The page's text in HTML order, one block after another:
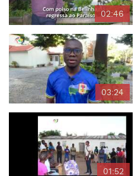
02:46
03:24
01:52